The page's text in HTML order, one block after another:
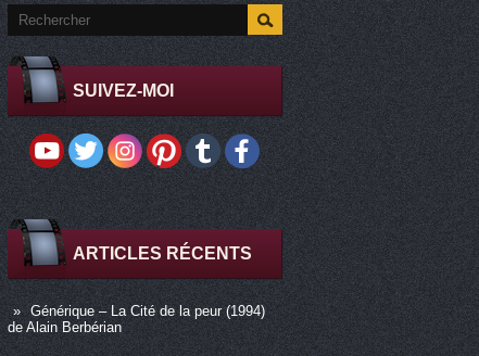
SUIVEZ-MOI
ARTICLES RÉCENTS
Générique – La Cité de la peur (1994)
de Alain Berbérian